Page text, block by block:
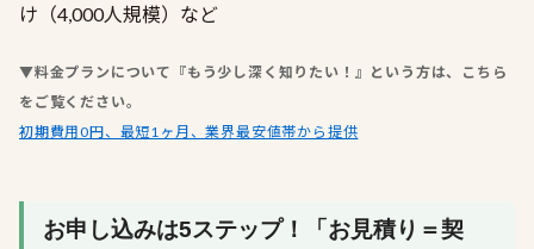
け（4,000人規模）など
▼料金プランについて『もう少し深く知りたい！』という方は、こちら
をご覧ください。
初期費用0円、最短1ヶ月、業界最安値帯から提供
お申し込みは5ステップ！「お見積り＝契